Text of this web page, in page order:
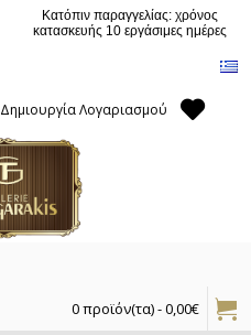
Κατόπιν παραγγελίας: χρόνος
κατασκευής 10 εργάσιμες ημέρες
Δημιουργία Λογαριασμού
0 προϊόν(τα) - 0,00€